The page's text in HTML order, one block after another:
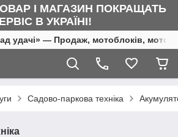
І МАГАЗИН ПОКРАЩАТЬ
В УКРАЇНІ!
удачі» — Продаж, мотоблоків,
Садово-паркова техніка